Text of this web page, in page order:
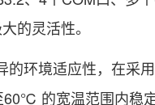
的灵活性。
的环境适应性，在采
的宽温范围内稳定